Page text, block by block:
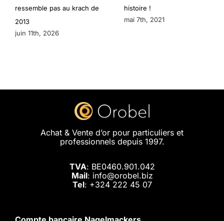
ressemble pas au krach de
2013
juin 11th, 2026
histoire !
mai 7th, 2021
Achat & Vente d’or pour particuliers et
professionnels depuis 1997.
TVA: BE0460.901.042
Mail: info@orobel.biz
Tel: +324 222 45 07